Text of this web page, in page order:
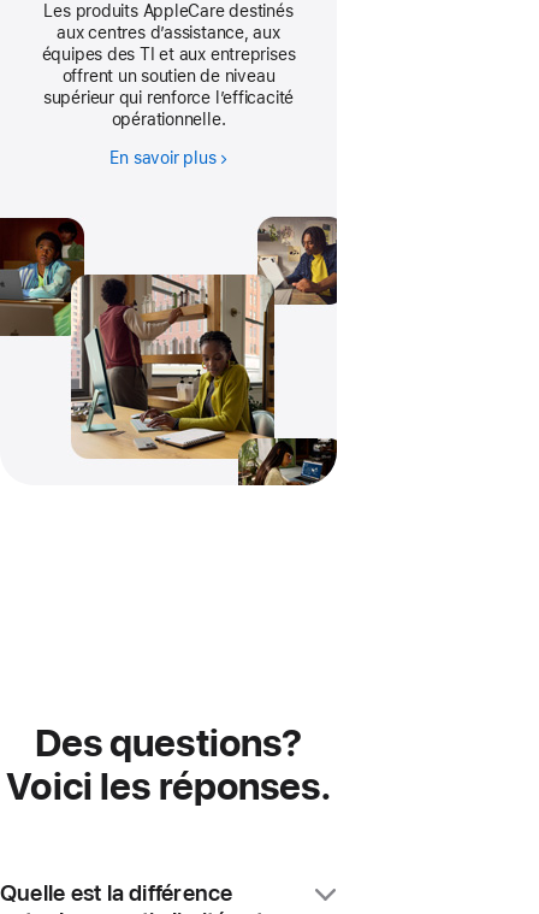
Les produits AppleCare destinés
aux centres d’assistance, aux
équipes des TI et aux entreprises
offrent un soutien de niveau
supérieur qui renforce l’efficacité
opérationnelle.
En savoir plus
Des questions?
Voici les réponses.
Quelle est la différence